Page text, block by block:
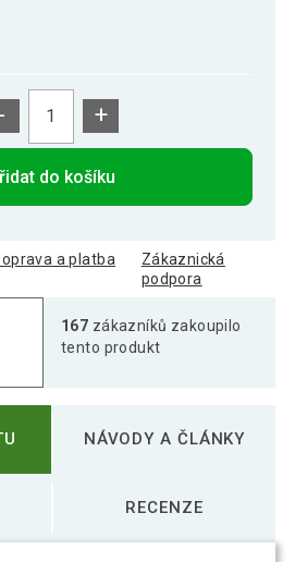
- +
do košíku
a platba
Zákaznická
podpora
167 zákazníků zakoupilo
tento produkt
NÁVODY A ČLÁNKY
RECENZE